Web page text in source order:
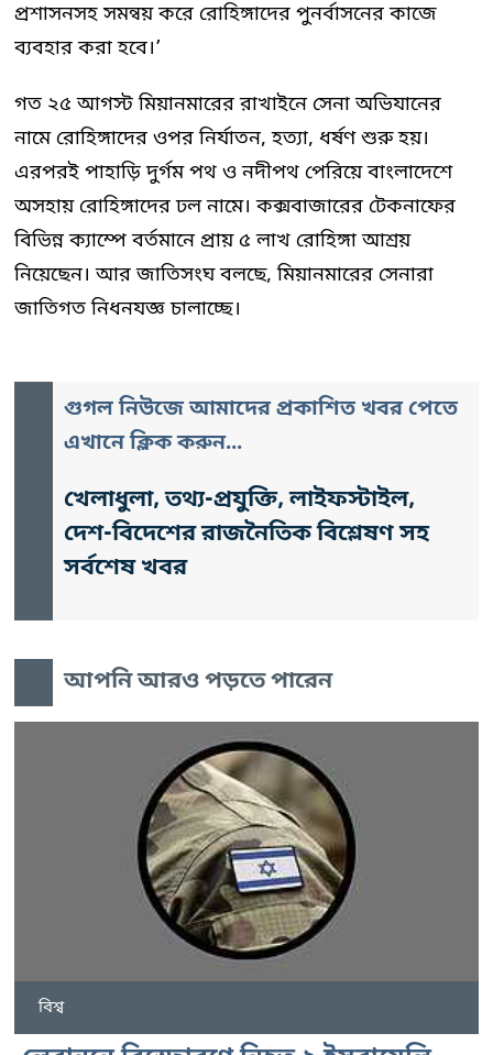
প্রশাসনসহ সমন্বয় করে রোহিঙ্গাদের পুনর্বাসনের কাজে
ব্যবহার করা হবে।’
গত ২৫ আগস্ট মিয়ানমারের রাখাইনে সেনা অভিযানের
নামে রোহিঙ্গাদের ওপর নির্যাতন, হত্যা, ধর্ষণ শুরু হয়।
এরপরই পাহাড়ি দুর্গম পথ ও নদীপথ পেরিয়ে বাংলাদেশে
অসহায় রোহিঙ্গাদের ঢল নামে। কক্সবাজারের টেকনাফের
বিভিন্ন ক্যাম্পে বর্তমানে প্রায় ৫ লাখ রোহিঙ্গা আশ্রয়
নিয়েছেন। আর জাতিসংঘ বলছে, মিয়ানমারের সেনারা
জাতিগত নিধনযজ্ঞ চালাচ্ছে।
গুগল নিউজে আমাদের প্রকাশিত খবর পেতে
এখানে ক্লিক করুন...
খেলাধুলা, তথ্য-প্রযুক্তি, লাইফস্টাইল,
দেশ-বিদেশের রাজনৈতিক বিশ্লেষণ সহ
সর্বশেষ খবর
আপনি আরও পড়তে পারেন
বিশ্ব